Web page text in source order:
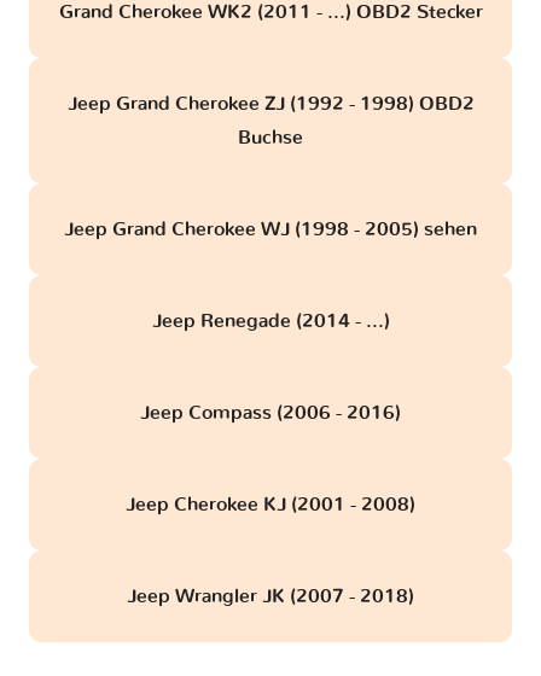
Grand Cherokee WK2 (2011 - ...) OBD2 Stecker
Jeep Grand Cherokee ZJ (1992 - 1998) OBD2
Buchse
Jeep Grand Cherokee WJ (1998 - 2005) sehen
Jeep Renegade (2014 - ...)
Jeep Compass (2006 - 2016)
Jeep Cherokee KJ (2001 - 2008)
Jeep Wrangler JK (2007 - 2018)